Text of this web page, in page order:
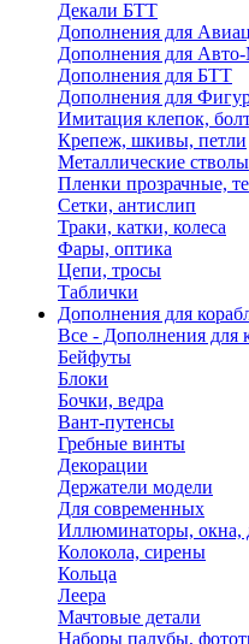
Декали БТТ
Дополнения для
Дополнения для
Дополнения для БТТ
Дополнения для
Имитация клепок,
Крепеж, шкивы, петли
Металлические стволы
Пленки прозрачные,
Сетки, антислип
Траки, катки, колеса
Фары, оптика
Цепи, тросы
Таблички
Дополнения для
Все - Дополнения для
Бейфуты
Блоки
Бочки, ведра
Вант-путенсы
Гребные винты
Декорации
Держатели модели
Для современных
Иллюминаторы, окна,
Колокола, сирены
Кольца
Леера
Мачтовые детали
Наборы палубы,